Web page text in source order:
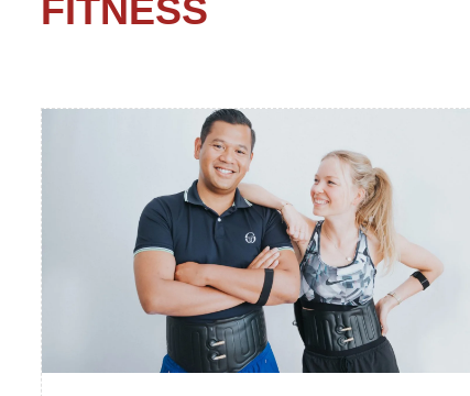
FITNESS